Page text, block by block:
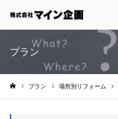
プラン
プラン 場所別リフォーム